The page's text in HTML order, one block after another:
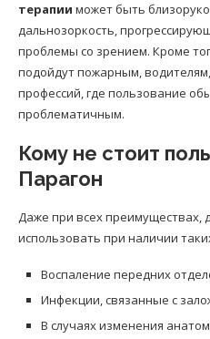
терапии может быть
дальнозоркость,
проблемы со зрением. Кроме
подойдут пожарным,
профессий, где пользование
проблематичным.
Кому не стоит
Парагон
Даже при всех преимуществах,
использовать при наличии
Воспаление передних
Инфекции, связанные с
В случаях изменения